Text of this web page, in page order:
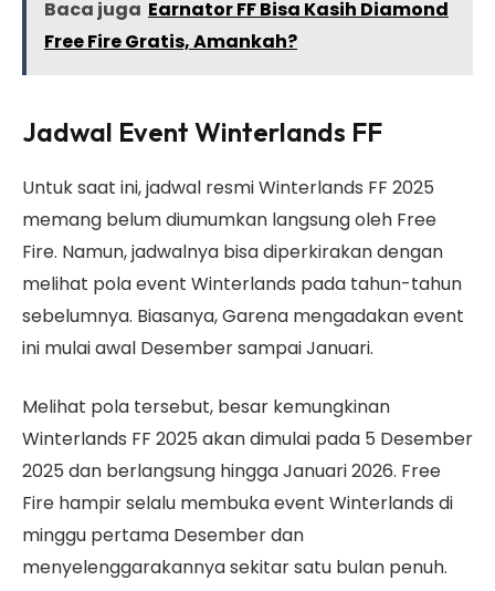
Baca juga Earnator FF Bisa Kasih Diamond
Free Fire Gratis, Amankah?
Jadwal Event Winterlands FF
Untuk saat ini, jadwal resmi Winterlands FF 2025
memang belum diumumkan langsung oleh Free
Fire. Namun, jadwalnya bisa diperkirakan dengan
melihat pola event Winterlands pada tahun-tahun
sebelumnya. Biasanya, Garena mengadakan event
ini mulai awal Desember sampai Januari.
Melihat pola tersebut, besar kemungkinan
Winterlands FF 2025 akan dimulai pada 5 Desember
2025 dan berlangsung hingga Januari 2026. Free
Fire hampir selalu membuka event Winterlands di
minggu pertama Desember dan
menyelenggarakannya sekitar satu bulan penuh.